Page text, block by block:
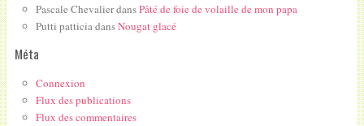
Pascale ChevalierdansPâté de foie de volaille de mon papa
Putti patticia dansNougat glacé
Méta
Connexion
Flux des publications
Flux des commentaires